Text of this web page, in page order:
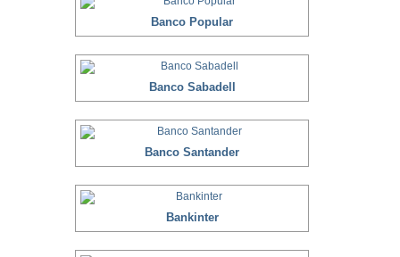
Banco Popular
Banco Sabadell
Banco Santander
Bankinter